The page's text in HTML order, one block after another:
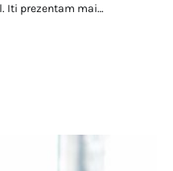
Iti prezentam mai…